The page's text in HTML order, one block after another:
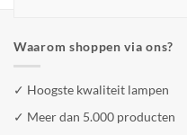
Waarom shoppen via ons?
✓ Hoogste kwaliteit lampen
✓ Meer dan 5.000 producten